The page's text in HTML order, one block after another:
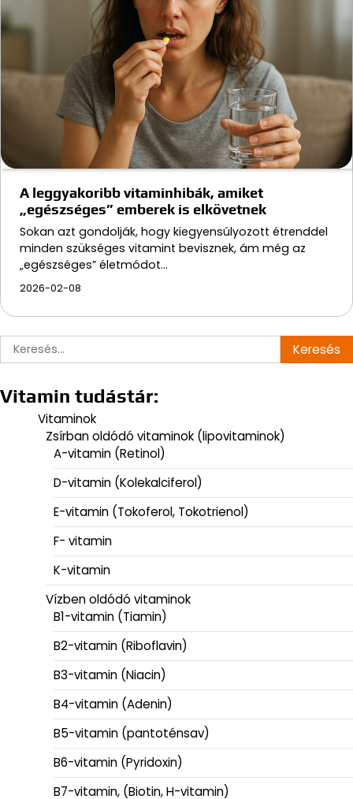
A leggyakoribb vitaminhibák, amiket
„egészséges” emberek is elkövetnek
Sokan azt gondolják, hogy kiegyensúlyozott étrenddel
minden szükséges vitamint bevisznek, ám még az
„egészséges” életmódot…
2026-02-08
Vitamin tudástár:
Vitaminok
Zsírban oldódó vitaminok (lipovitaminok)
A-vitamin (Retinol)
D-vitamin (Kolekalciferol)
E-vitamin (Tokoferol, Tokotrienol)
F- vitamin
K-vitamin
Vízben oldódó vitaminok
B1-vitamin (Tiamin)
B2-vitamin (Riboflavin)
B3-vitamin (Niacin)
B4-vitamin (Adenin)
B5-vitamin (pantoténsav)
B6-vitamin (Pyridoxin)
B7-vitamin, (Biotin, H-vitamin)